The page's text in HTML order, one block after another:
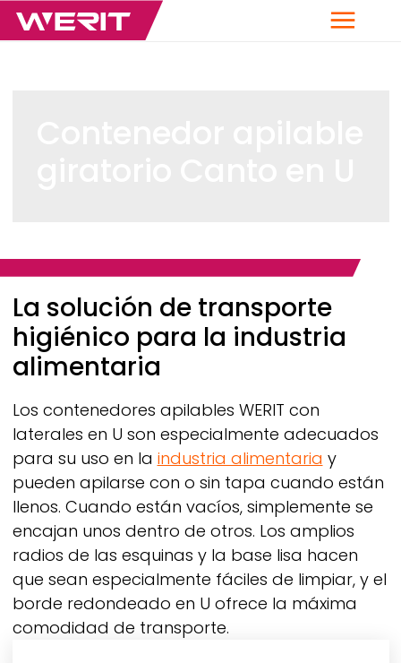
Menú
Breadcrumb
La solución de transporte
higiénico para la industria
alimentaria
Los contenedores apilables WERIT con
laterales en U son especialmente adecuados
para su uso en la industria alimentaria y
pueden apilarse con o sin tapa cuando están
llenos. Cuando están vacíos, simplemente se
encajan unos dentro de otros. Los amplios
radios de las esquinas y la base lisa hacen
que sean especialmente fáciles de limpiar, y el
borde redondeado en U ofrece la máxima
comodidad de transporte.